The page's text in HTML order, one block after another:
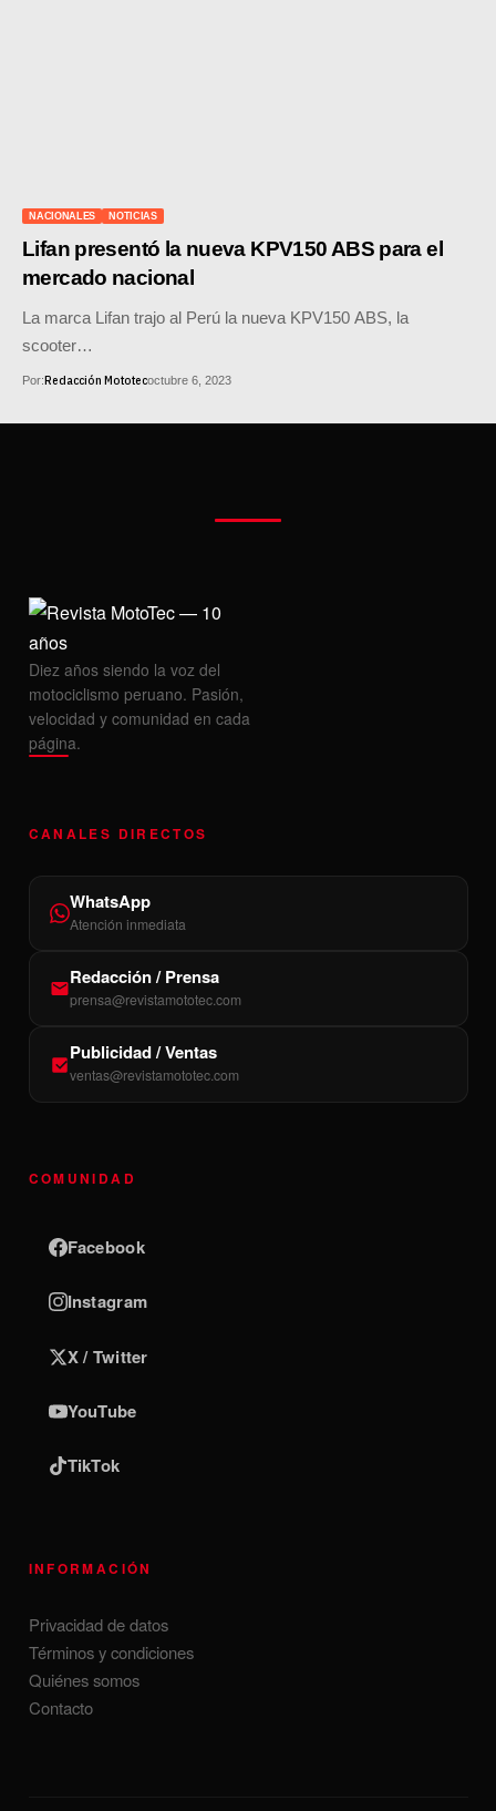
NACIONALES NOTICIAS
Lifan presentó la nueva KPV150 ABS para el
mercado nacional
La marca Lifan trajo al Perú la nueva KPV150 ABS, la
scooter…
Por:Redacción Mototecoctubre 6, 2023
Diez años siendo la voz del
motociclismo peruano. Pasión,
velocidad y comunidad en cada
página.
CANALES DIRECTOS
WhatsApp
Atención inmediata
Redacción / Prensa
prensa@revistamototec.com
Publicidad / Ventas
ventas@revistamototec.com
COMUNIDAD
Facebook
Instagram
X / Twitter
YouTube
TikTok
INFORMACIÓN
Privacidad de datos
Términos y condiciones
Quiénes somos
Contacto